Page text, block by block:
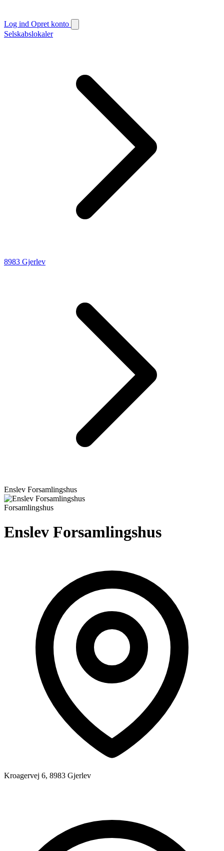
Log ind Opret konto
Selskabslokaler
8983 Gjerlev
Enslev Forsamlingshus
Forsamlingshus
Enslev Forsamlingshus
Kroagervej 6, 8983 Gjerlev